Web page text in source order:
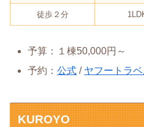
徒歩２分
予算：１棟50,000円～
予約：公式 / ヤフートラ
KUROYO